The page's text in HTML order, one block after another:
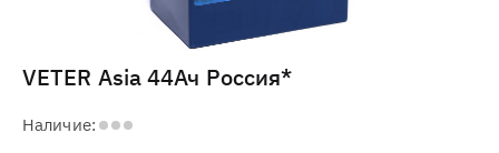
VETER Asia 44Ач Россия*
Наличие: